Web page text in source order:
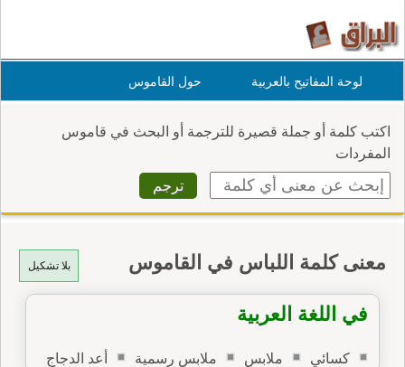
لوحة المفاتيح بالعربية حول القاموس
اكتب كلمة أو جملة قصيرة للترجمة أو البحث في قاموس
المفردات
بلا تشكيل معنى كلمة اللباس في القاموس
في اللغة العربية
كسائي ملابس ملابس رسمية أعد الدجاج